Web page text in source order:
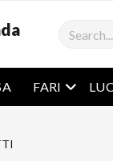
Ricerca
FARI Menu